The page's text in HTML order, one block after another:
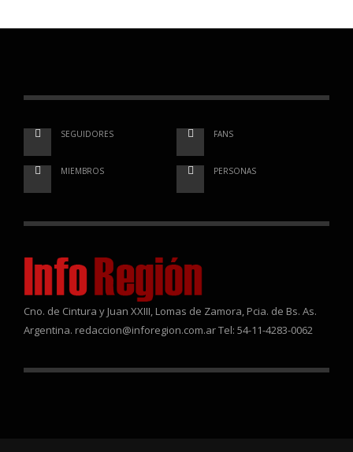
SEGUIDORES FANS
MIEMBROS PERSONAS
Cno. de Cintura y Juan XXIII, Lomas de Zamora, Pcia. de Bs. As.
Argentina. redaccion@inforegion.com.ar Tel: 54-11-4283-0062